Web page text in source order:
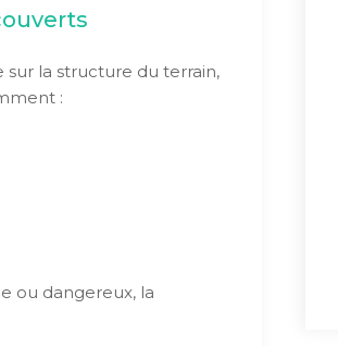
la structure du terrain,
:
ou dangereux, la